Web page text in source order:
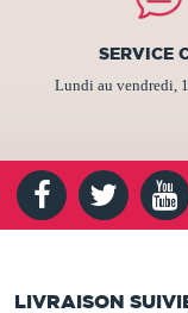
SERVICE
Lundi au vendredi,
LIVRAISON